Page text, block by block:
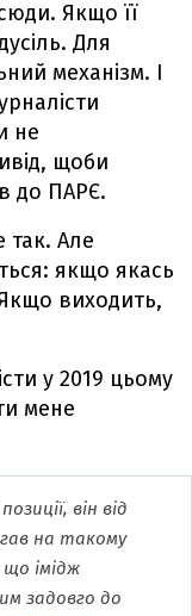
Якщо її
Для
механізм. І
не
щоби
до ПАРЄ.
Але
якщо якась
виходить,
у 2019 цьому
мене
він від
на такому
імідж
задовго до